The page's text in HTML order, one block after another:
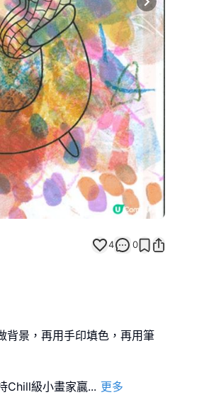
Next slide
4 0
背景，再用手印填色，再用筆
Chill級小畫家贏... 更多